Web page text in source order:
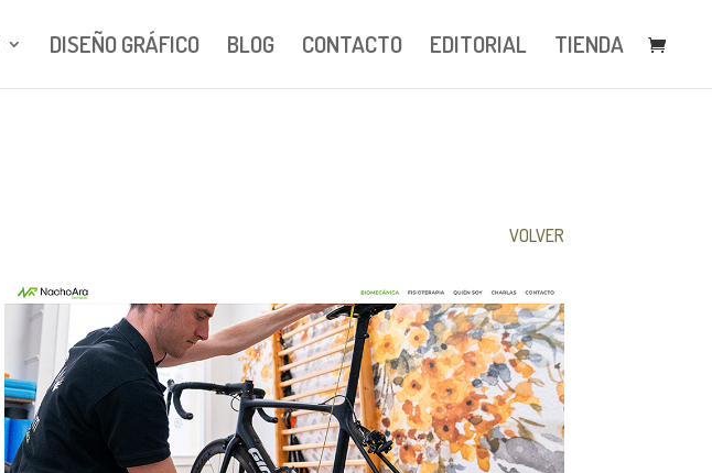
DISEÑO GRÁFICO BLOG CONTACTO EDITORIAL TIENDA
VOLVER